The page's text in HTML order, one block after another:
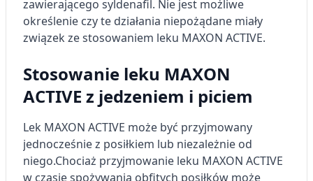
zawierającego syldenafil. Nie jest możliwe
określenie czy te działania niepożądane miały
związek ze stosowaniem leku MAXON ACTIVE.
Stosowanie leku MAXON
ACTIVE z jedzeniem i piciem
Lek MAXON ACTIVE może być przyjmowany
jednocześnie z posiłkiem lub niezależnie od
niego.Chociaż przyjmowanie leku MAXON ACTIVE
w czasie spożywania obfitych posiłków może